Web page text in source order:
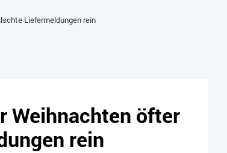
Liefermeldungen rein
Weihnachten öfter
rein